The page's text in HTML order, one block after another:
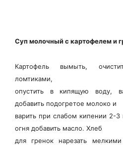
Суп молочный с картофелем и
Картофель вымыть,
ломтиками,
опустить в кипящую воду,
добавить подогретое молоко и
варить при слабом кипении 2-
огня добавить масло. Хлеб
для гренок нарезать